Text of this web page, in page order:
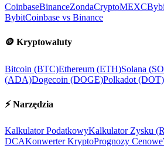
CoinbaseBinanceZondaCryptoMEXC
BybitCoinbase vs Binance
🪙 Kryptowaluty
Bitcoin (BTC)Ethereum (ETH)Solana
(ADA)Dogecoin (DOGE)Polkadot (DOT)
⚡ Narzędzia
Kalkulator PodatkowyKalkulator Zysku
DCAKonwerter KryptoPrognozy Cenowe